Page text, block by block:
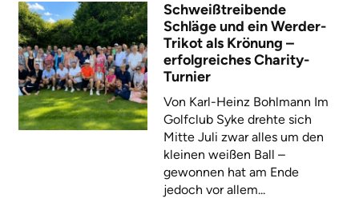
Schweißtreibende
Schläge und ein Werder-
Trikot als Krönung –
erfolgreiches Charity-
Turnier
Von Karl-Heinz Bohlmann Im
Golfclub Syke drehte sich
Mitte Juli zwar alles um den
kleinen weißen Ball –
gewonnen hat am Ende
jedoch vor allem...